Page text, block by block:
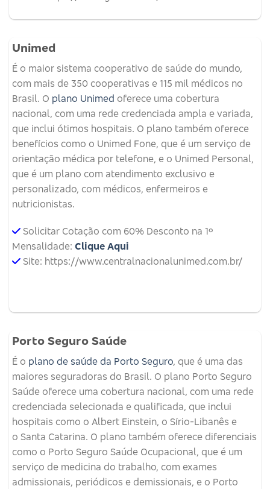
Unimed
É o maior sistema cooperativo de saúde do mundo,
com mais de 350 cooperativas e 115 mil médicos no
Brasil. O plano Unimed oferece uma cobertura
nacional, com uma rede credenciada ampla e variada,
que inclui ótimos hospitais. O plano também oferece
benefícios como o Unimed Fone, que é um serviço de
orientação médica por telefone, e o Unimed Personal,
que é um plano com atendimento exclusivo e
personalizado, com médicos, enfermeiros e
nutricionistas.
Solicitar Cotação com 60% Desconto na 1º
Mensalidade: Clique Aqui
Site: https://www.centralnacionalunimed.com.br/
Porto Seguro Saúde
É o plano de saúde da Porto Seguro, que é uma das
maiores seguradoras do Brasil. O plano Porto Seguro
Saúde oferece uma cobertura nacional, com uma rede
credenciada selecionada e qualificada, que inclui
hospitais como o Albert Einstein, o Sírio-Libanês e
o Santa Catarina. O plano também oferece diferenciais
como o Porto Seguro Saúde Ocupacional, que é um
serviço de medicina do trabalho, com exames
admissionais, periódicos e demissionais, e o Porto